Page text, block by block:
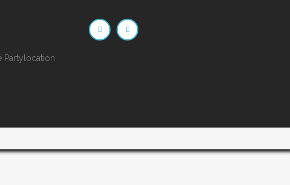
Partylocation